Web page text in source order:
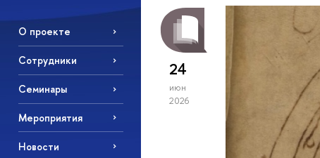
О проекте
Сотрудники
Семинары
Мероприятия
Новости
24
июн
2026